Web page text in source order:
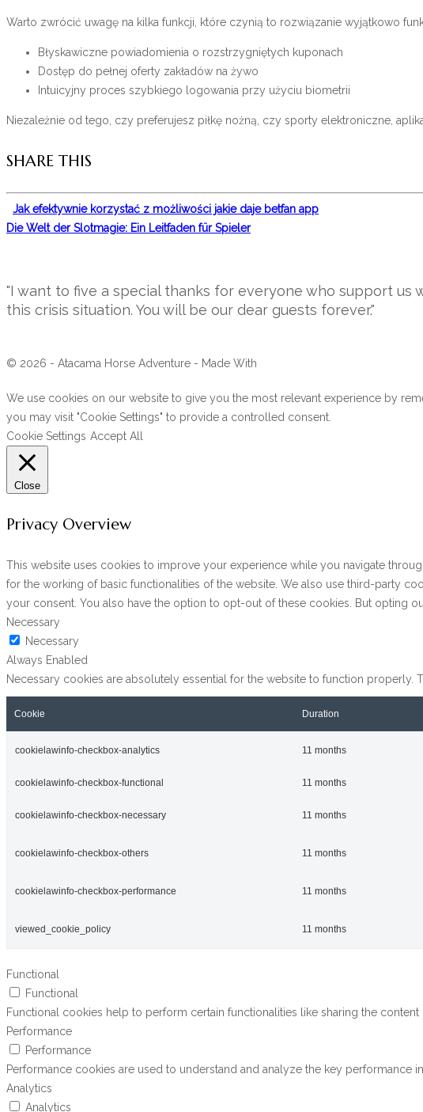
Warto zwrócić uwagę na kilka funkcji, które czynią to rozwiązanie wyjątkowo
Błyskawiczne powiadomienia o rozstrzygniętych kuponach
Dostęp do pełnej oferty zakładów na żywo
Intuicyjny proces szybkiego logowania przy użyciu biometrii
Niezależnie od tego, czy preferujesz piłkę nożną, czy sporty elektroniczne,
SHARE THIS
Jak efektywnie korzystać z możliwości jakie daje betfan app
Die Welt der Slotmagie: Ein Leitfaden für Spieler
"I want to five a special thanks for everyone who support
this crisis situation. You will be our dear guests forever."
© 2026 - Atacama Horse Adventure - Made With
We use cookies on our website to give you the most relevant experience by
you may visit "Cookie Settings" to provide a controlled consent.
Cookie Settings Accept All
Close
Privacy Overview
This website uses cookies to improve your experience while you navigate
for the working of basic functionalities of the website. We also use third-party
your consent. You also have the option to opt-out of these cookies. But opting
Necessary
Necessary
Always Enabled
Necessary cookies are absolutely essential for the website to function properly.
Cookie Duration
cookielawinfo-checkbox-analytics 11 months
cookielawinfo-checkbox-functional 11 months
cookielawinfo-checkbox-necessary 11 months
cookielawinfo-checkbox-others 11 months
cookielawinfo-checkbox-performance 11 months
viewed_cookie_policy 11 months
Functional
Functional
Functional cookies help to perform certain functionalities like sharing the
Performance
Performance
Performance cookies are used to understand and analyze the key
Analytics
Analytics